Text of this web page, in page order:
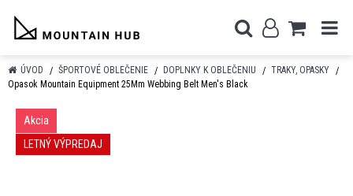
ÚVOD ŠPORTOVÉ OBLEČENIE DOPLNKY K OBLEČENIU
TRAKY, OPASKY
Opasok Mountain Equipment 25Mm Webbing Belt Men's Black
Akcia
LETNÝ VÝPREDAJ